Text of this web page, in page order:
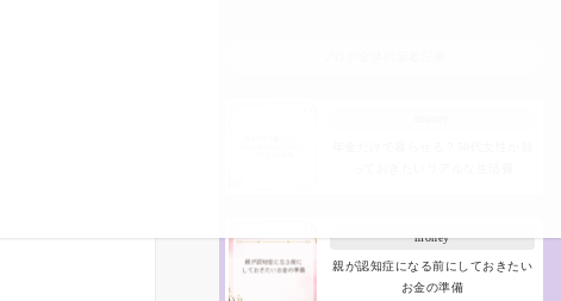
money
親が認知症になる前にしておきたい
お金の準備